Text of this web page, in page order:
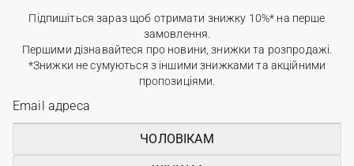
Підпишіться зараз щоб отримати знижку 10%* на перше
замовлення.
Першими дізнавайтеся про новини, знижки та розпродажі.
*Знижки не сумуються з іншими знижками та акційними
пропозиціями.
ЧОЛОВІКАМ